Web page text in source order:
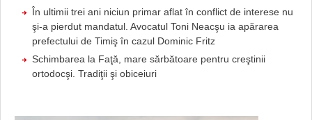
În ultimii trei ani niciun primar aflat în conflict de interese nu
şi-a pierdut mandatul. Avocatul Toni Neacşu ia apărarea
prefectului de Timiş în cazul Dominic Fritz
Schimbarea la Faţă, mare sărbătoare pentru creştinii
ortodocşi. Tradiţii şi obiceiuri